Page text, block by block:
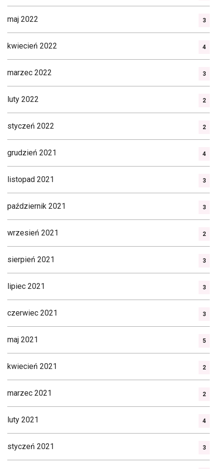
maj 2022 3
kwiecień 2022 4
marzec 2022 3
luty 2022 2
styczeń 2022 2
grudzień 2021 4
listopad 2021 3
październik 2021 3
wrzesień 2021 2
sierpień 2021 3
lipiec 2021 3
czerwiec 2021 3
maj 2021 5
kwiecień 2021 2
marzec 2021 2
luty 2021 4
styczeń 2021 3